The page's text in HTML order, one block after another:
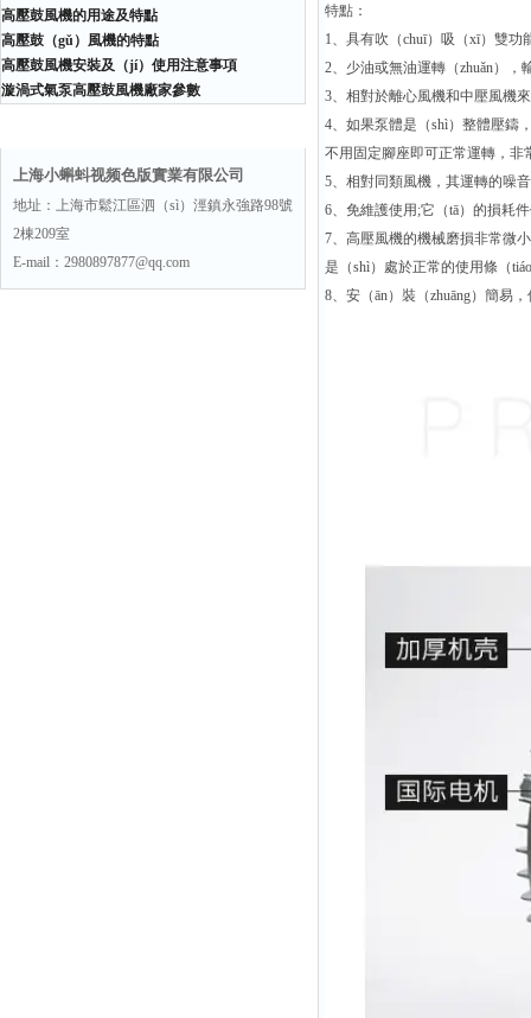
高壓鼓風機的用途及特點
高壓鼓（gǔ）風機的特點
高壓鼓風機安裝及（jí）使用注意事項
漩渦式氣泵高壓鼓風機廠家參數
上海小蝌蚪视频色版實業有限公司
地址：上海市鬆江區泗（sì）涇鎮永強路98號
2棟209室
E-mail：2980897877@qq.com
特點：
1、具有吹（chuī）吸（xī）雙功
2、少油或無油運轉（zhuǎn），
3、相對於離心風機和中壓風機
4、如果泵體是（shì）整體壓鑄
不用固定腳座即可正常運轉，非
5、相對同類風機，其運轉的噪
6、免維護使用;它（tā）的損耗
7、高壓風機的機械磨損非常微
是（shì）處於正常的使用條（
8、安（ān）裝（zhuāng）簡易